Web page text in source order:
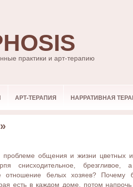
практики и арт-терапию
АРТ-ТЕРАПИЯ НАРРАТИВНАЯ
проблеме общения и жизни цветных
снисходительное,
отношение белых хозяев? Почему
есть в каждом доме, потом